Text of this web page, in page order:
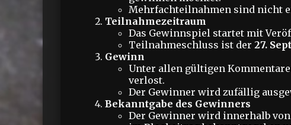
Mehrfachteilnahmen sind nicht
Teilnahmezeitraum
Das Gewinnspiel startet mit
Teilnahmeschluss ist der 27.
Gewinn
Unter allen gültigen
verlost.
Der Gewinner wird zufällig
Bekanntgabe des Gewinners
Der Gewinner wird innerhalb